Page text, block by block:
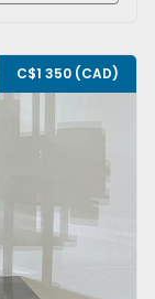
C$1 350 (CAD)